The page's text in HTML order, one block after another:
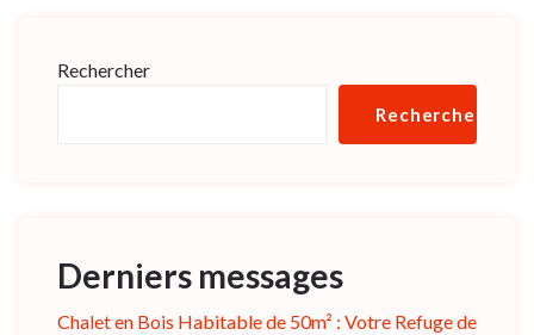
Rechercher
Rechercher
Derniers messages
Chalet en Bois Habitable de 50m² : Votre Refuge de